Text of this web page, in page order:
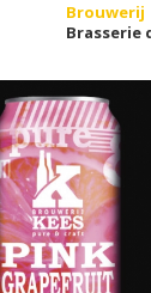
Brouwerij
Brasserie